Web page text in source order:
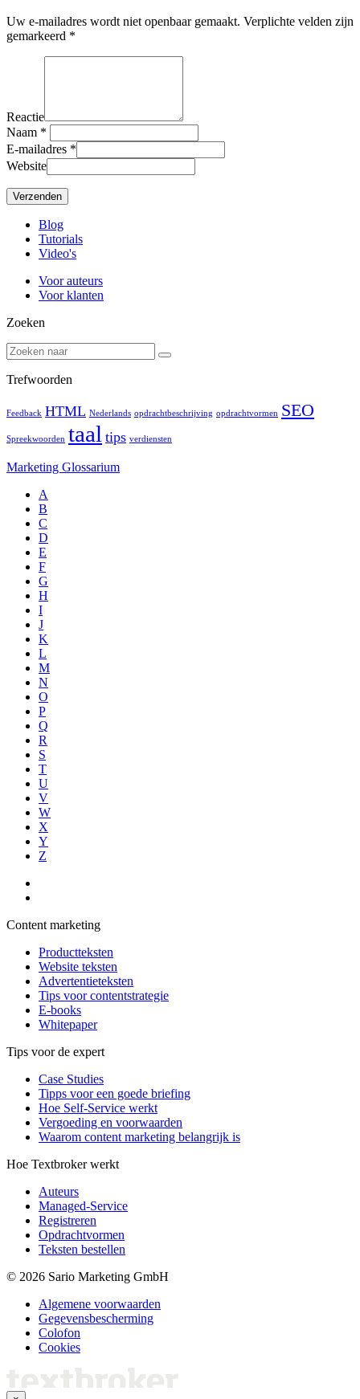
Uw e-mailadres wordt niet openbaar gemaakt. Verplichte velden zijn
gemarkeerd *
Reactie
Naam *
E-mailadres *
Website
Blog
Tutorials
Video's
Voor auteurs
Voor klanten
Zoeken
Trefwoorden
Feedback HTML Nederlands opdrachtbeschrijving opdrachtvormen SEO
Spreekwoorden taal tips verdiensten
Marketing Glossarium
A
B
C
D
E
F
G
H
I
J
K
L
M
N
O
P
Q
R
S
T
U
V
W
X
Y
Z
Content marketing
Productteksten
Website teksten
Advertentieteksten
Tips voor contentstrategie
E-books
Whitepaper
Tips voor de expert
Case Studies
Tipps voor een goede briefing
Hoe Self-Service werkt
Vergoeding en voorwaarden
Waarom content marketing belangrijk is
Hoe Textbroker werkt
Auteurs
Managed-Service
Registreren
Opdrachtvormen
Teksten bestellen
© 2026 Sario Marketing GmbH
Algemene voorwaarden
Gegevensbescherming
Colofon
Cookies